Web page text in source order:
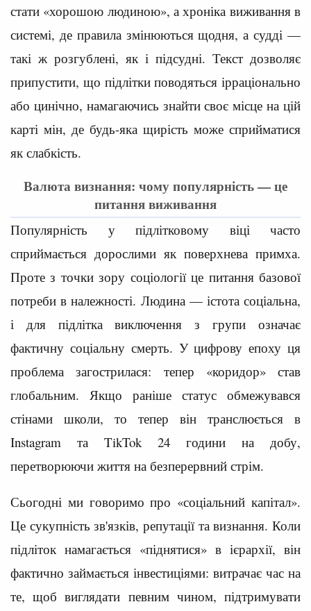
стати «хорошою людиною», а хроніка виживання в
системі, де правила змінюються щодня, а судді —
такі ж розгублені, як і підсудні. Текст дозволяє
припустити, що підлітки поводяться ірраціонально
або цинічно, намагаючись знайти своє місце на цій
карті мін, де будь-яка щирість може сприйматися
як слабкість.
Валюта визнання: чому популярність — це
питання виживання
Популярність у підлітковому віці часто
сприймається дорослими як поверхнева примха.
Проте з точки зору соціології це питання базової
потреби в належності. Людина — істота соціальна,
і для підлітка виключення з групи означає
фактичну соціальну смерть. У цифрову епоху ця
проблема загострилася: тепер «коридор» став
глобальним. Якщо раніше статус обмежувався
стінами школи, то тепер він транслюється в
Instagram та TikTok 24 години на добу,
перетворюючи життя на безперервний стрім.
Сьогодні ми говоримо про «соціальний капітал».
Це сукупність зв'язків, репутації та визнання. Коли
підліток намагається «піднятися» в ієрархії, він
фактично займається інвестиціями: витрачає час на
те, щоб виглядати певним чином, підтримувати